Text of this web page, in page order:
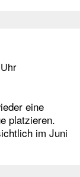
eine
platzieren.
im Juni